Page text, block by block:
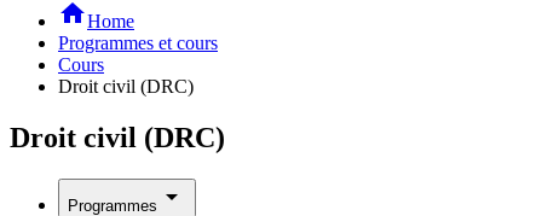
homeHome
Programmes et cours
Cours
Droit civil (DRC)
Droit civil (DRC)
Programmes arrow_drop_down